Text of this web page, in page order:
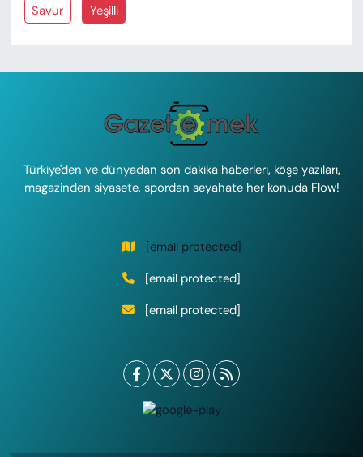
Savur Yeşilli
Türkiye'den ve dünyadan son dakika haberleri, köşe yazıları,
magazinden siyasete, spordan seyahate her konuda Flow!
[email protected]
[email protected]
[email protected]